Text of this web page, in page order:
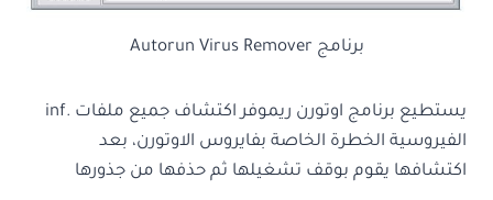
برنامج Autorun Virus Remover
يستطيع برنامج اوتورن ريموفر اكتشاف جميع ملفات .inf
الفيروسية الخطرة الخاصة بفايروس الاوتورن، بعد
اكتشافها يقوم بوقف تشغيلها ثم حذفها من جذورها